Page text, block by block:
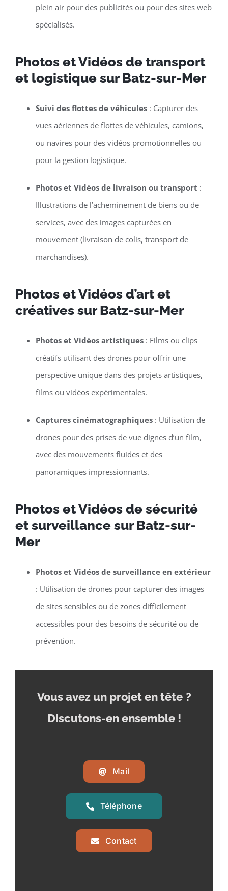
plein air pour des publicités ou pour des sites web
spécialisés.
Photos et Vidéos de transport
et logistique sur Batz-sur-Mer
Suivi des flottes de véhicules: Capturer des
vues aériennes de flottes de véhicules, camions,
ou navires pour des vidéos promotionnelles ou
pour la gestion logistique.
Photos et Vidéos de livraison ou transport :
Illustrations de l’acheminement de biens ou de
services, avec des images capturées en
mouvement (livraison de colis, transport de
marchandises).
Photos et Vidéos d’art et
créatives sur Batz-sur-Mer
Photos et Vidéos artistiques: Films ou clips
créatifs utilisant des drones pour offrir une
perspective unique dans des projets artistiques,
films ou vidéos expérimentales.
Captures cinématographiques: Utilisation de
drones pour des prises de vue dignes d’un film,
avec des mouvements fluides et des
panoramiques impressionnants.
Photos et Vidéos de sécurité
et surveillance sur Batz-sur-
Mer
Photos et Vidéos de surveillance en extérieur
: Utilisation de drones pour capturer des images
de sites sensibles ou de zones difficilement
accessibles pour des besoins de sécurité ou de
prévention.
Vous avez un projet en tête ?
Discutons-en ensemble !
Mail
Téléphone
Contact